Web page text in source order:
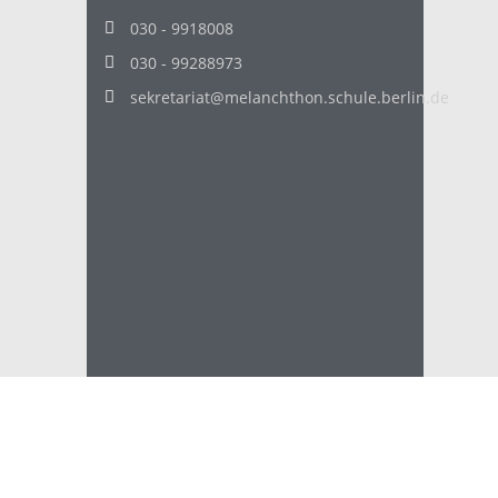
030 - 9918008
030 - 99288973
sekretariat@melanchthon.schule.berlin.de